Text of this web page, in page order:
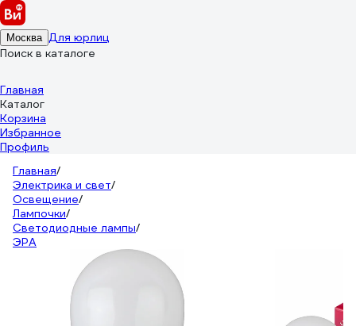
Москва Для юрлиц
Поиск в каталоге
Главная
Каталог
Корзина
Избранное
Профиль
Главная/
Электрика и свет/
Освещение/
Лампочки/
Светодиодные лампы/
ЭРА